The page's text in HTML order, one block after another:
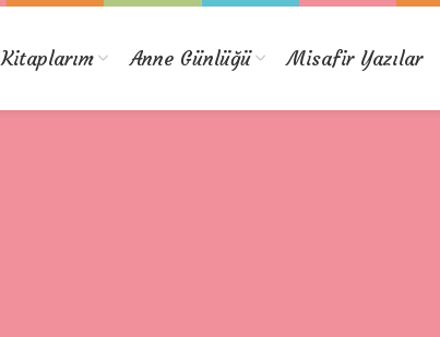
Kitaplarım Anne Günlüğü Misafir Yazılar